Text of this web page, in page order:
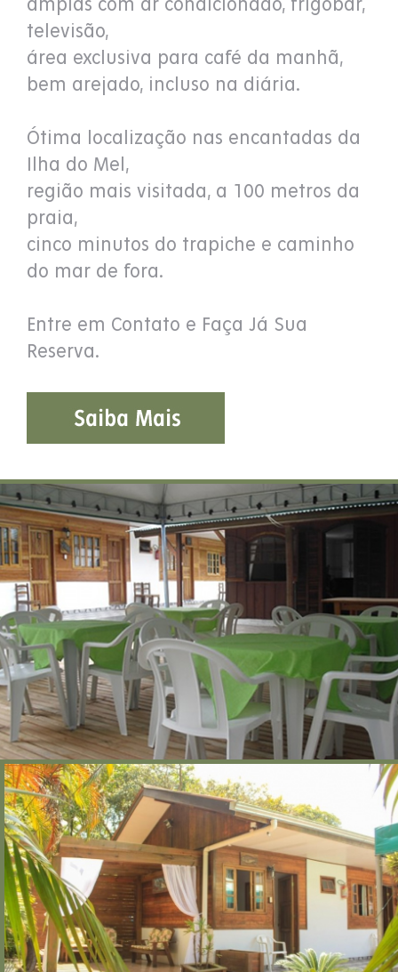
amplas com ar condicionado, frigobar,
televisão,
área exclusiva para café da manhã,
bem arejado, incluso na diária.
Ótima localização nas encantadas da
Ilha do Mel,
região mais visitada, a 100 metros da
praia,
cinco minutos do trapiche e caminho
do mar de fora.
Entre em Contato e Faça Já Sua
Reserva.